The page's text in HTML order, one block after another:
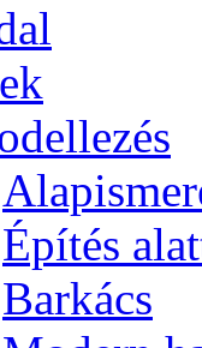
Építés
Barkács